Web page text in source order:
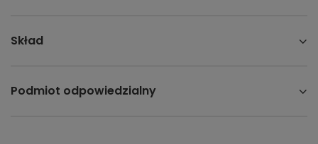
Skład
Podmiot odpowiedzialny